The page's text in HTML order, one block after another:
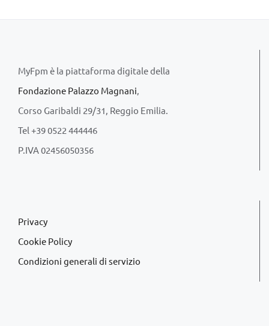
MyFpm è la piattaforma digitale della
Fondazione Palazzo Magnani,
Corso Garibaldi 29/31, Reggio Emilia.
Tel +39 0522 444446
P.IVA 02456050356
Privacy
Cookie Policy
Condizioni generali di servizio